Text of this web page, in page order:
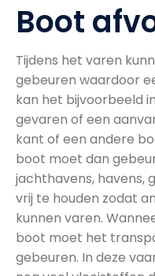
Boot
Tijdens het varen
gebeuren waardoor
kan het bijvoorbeeld
gevaren of een
kant of een andere
boot moet dan
jachthavens, havens,
vrij te houden zodat
kunnen varen.
boot moet het
gebeuren. In deze